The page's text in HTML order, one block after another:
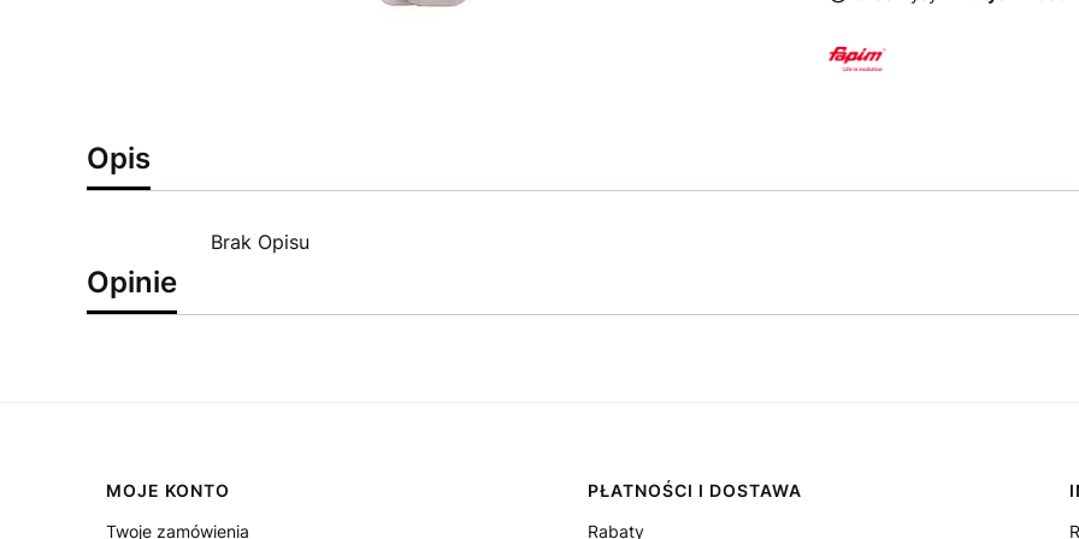
Opis
Brak Opisu
Opinie
Linki w stopce
MOJE KONTO
Twoje zamówienia
PŁATNOŚCI I DOSTAWA
Rabaty